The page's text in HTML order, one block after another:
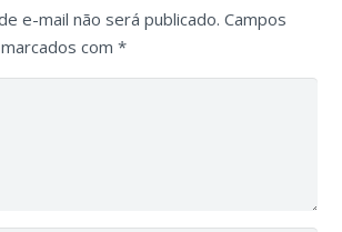
e-mail não será publicado. Campos
com *